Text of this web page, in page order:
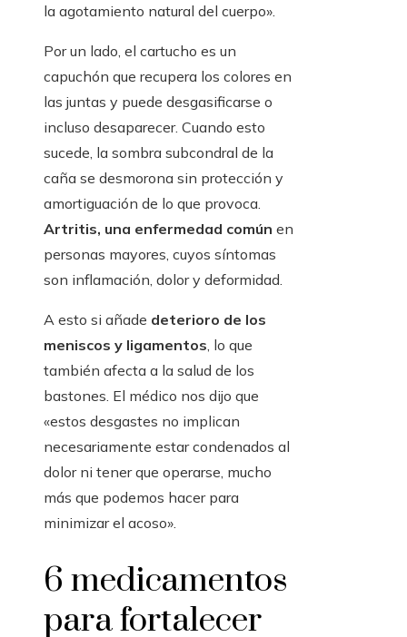
la agotamiento natural del cuerpo».
Por un lado, el cartucho es un
capuchón que recupera los colores en
las juntas y puede desgasificarse o
incluso desaparecer. Cuando esto
sucede, la sombra subcondral de la
caña se desmorona sin protección y
amortiguación de lo que provoca.
Artritis, una enfermedad común en
personas mayores, cuyos síntomas
son inflamación, dolor y deformidad.
A esto si añade deterioro de los
meniscos y ligamentos , lo que
también afecta a la salud de los
bastones. El médico nos dijo que
«estos desgastes no implican
necesariamente estar condenados al
dolor ni tener que operarse, mucho
más que podemos hacer para
minimizar el acoso».
6 medicamentos
para fortalecer